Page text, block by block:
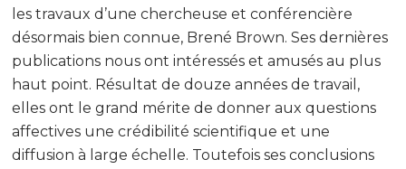
les travaux d’une chercheuse et conférencière
désormais bien connue, Brené Brown. Ses dernières
publications nous ont intéressés et amusés au plus
haut point. Résultat de douze années de travail,
elles ont le grand mérite de donner aux questions
affectives une crédibilité scientifique et une
diffusion à large échelle. Toutefois ses conclusions